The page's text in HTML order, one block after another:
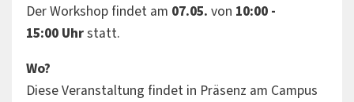
Der Workshop findet am 07.05. von 10:00 -
15:00 Uhrstatt.
Wo?
Diese Veranstaltung findet in Präsenz am Campus